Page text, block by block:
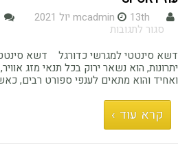
mcadmin
13th יול 2021
סגור לתגובות
סינטטי
למגרשי
כדורגל
עוז
דשא סינטטי למגרשי כדורגל דשא
יתרונות, הוא נשאר ירוק בכל תנאי מזג
ואחיד והוא מתאים לענפי ספורט רבים,
קרא עוד ›